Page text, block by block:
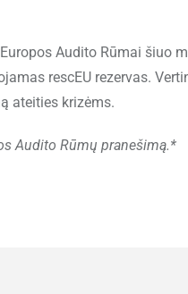
Audito Rūmai šiuo
rescEU rezervas.
ateities krizėms.
Audito Rūmų pranešimą.*